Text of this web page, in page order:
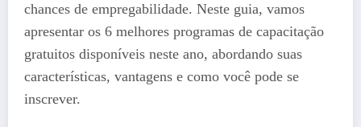
chances de empregabilidade. Neste guia, vamos
apresentar os 6 melhores programas de capacitação
gratuitos disponíveis neste ano, abordando suas
características, vantagens e como você pode se
inscrever.